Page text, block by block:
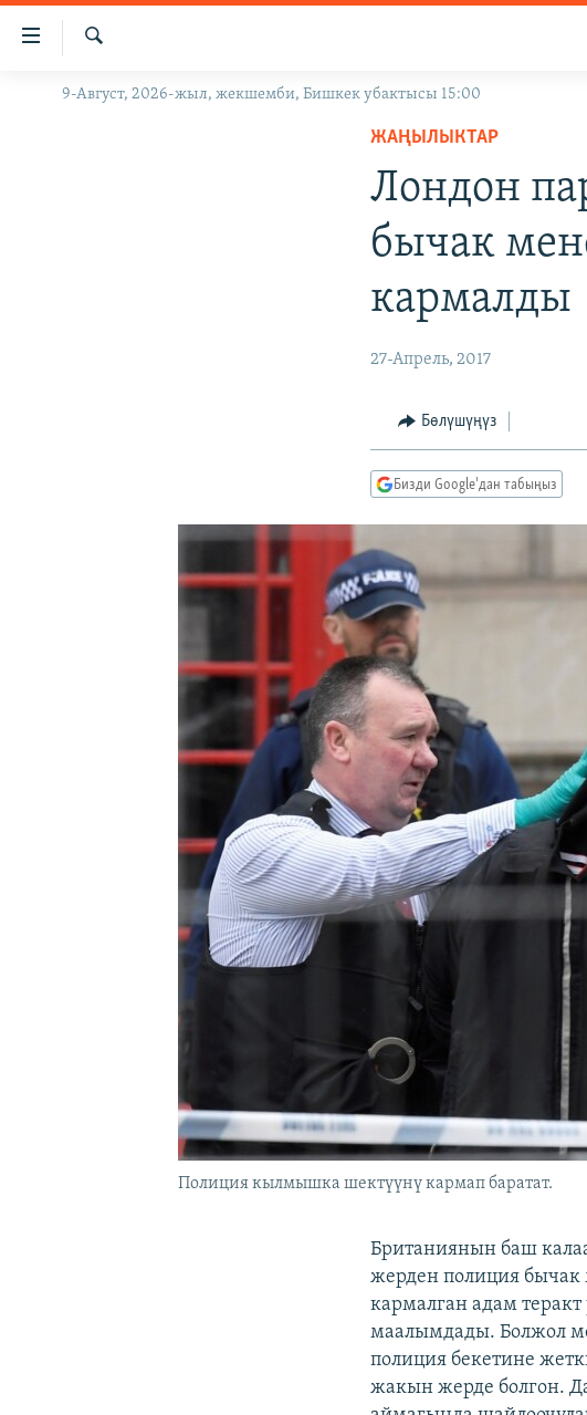
Линктер
Мазмунга
Навигацияга
ЖАҢЫЛЫКТАР
ЫҢГАЙСЫЗ СУРООЛОР
Издөө
9-Август, 2026-жыл, жекшемби, Бишкек убактысы 15:00
ЖАҢЫЛЫКТАР
Лондон
бычак
кармалды
27-Апрель, 2017
Бөлүшүңүз
Бизди Google'дан табыңыз
Полиция кылмышка шектүүнү кармап баратат.
Британиянын баш
жерден полиция
кармалган адам
маалымдады. Болжол
полиция бекетине
жакын жерде болгон.